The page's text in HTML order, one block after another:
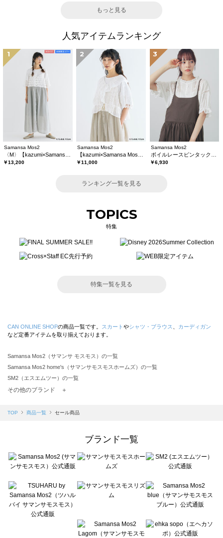
もっと見る
人気アイテムランキング
1
Samansa Mos2
￥13,200
2
Samansa Mos2
￥11,000
3
Samansa Mos2
￥6,930
ランキング一覧を見る
TOPICS
特集
特集一覧を見る
CAN ONLINE SHOPの商品一覧です。 スカート やシャツ・ブラウス
カーディガン
など定番アイテムを取り揃えております。
Samansa Mos2（サマンサ モスモス）の一覧
Samansa Mos2 home's（サマンサモスモスホームズ）の一覧
SM2（エスエムツー）の一覧
TSUHARU by Samansa Mos2（ツハルバイサマンサモスモス）の一覧
Samansa Mos2 blue（サマンサモスモス ブルー）の一覧
Te chichi（テチチ）の一覧
Te chichi CLASSIC（テチチ クラシック）の一覧
Lugnoncure（ルノンキュール）の一覧
BETTY'S BLUE（べティーズブルー）の一覧
Wpc.（ワールドパーティー）の一覧
その他のブランド ＋
TOP 商品一覧 セール商品
ブランド一覧